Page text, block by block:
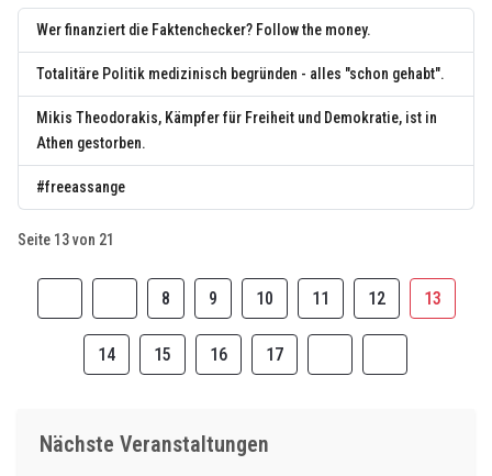
Wer finanziert die Faktenchecker? Follow the money.
Totalitäre Politik medizinisch begründen - alles "schon gehabt".
Mikis Theodorakis, Kämpfer für Freiheit und Demokratie, ist in
Athen gestorben.
#freeassange
Seite 13 von 21
8 9 10 11 12 13
14 15 16 17
Nächste Veranstaltungen